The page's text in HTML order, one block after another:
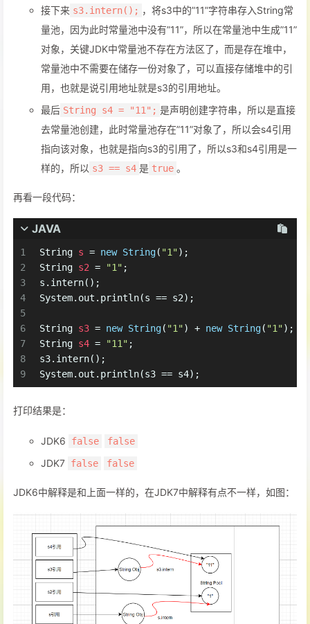
接下来 s3.intern(); ，将s3中的”11”字符串存入String常
量池，因为此时常量池中没有”11”，所以在常量池中生成”11”
对象，关键JDK中常量池不存在方法区了，而是存在堆中，
常量池中不需要在储存一份对象了，可以直接存储堆中的引
用，也就是说引用地址就是s3的引用地址。
最后 String s4 = "11"; 是声明创建字符串，所以是直接
去常量池创建，此时常量池存在”11”对象了，所以会s4引用
指向该对象，也就是指向s3的引用了，所以s3和s4引用是一
样的，所以 s3 == s4 是 true 。
再看一段代码：
JAVA
1
2
3
4
5
6
7
8
9
String s = new String( "1");
String s2 = "1" ;
s.intern();
System.out.println(s == s2);
String s3 = new String( "1") + new String( "1");
String s4 = "11" ;
s3.intern();
System.out.println(s3 == s4);
打印结果是：
JDK6 false false
JDK7 false false
JDK6中解释是和上面一样的，在JDK7中解释有点不一样，如图：